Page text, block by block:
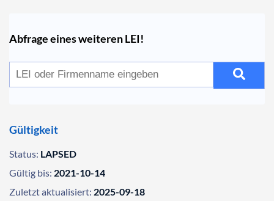
Abfrage eines weiteren LEI!
Gültigkeit
Status: LAPSED
Gültig bis: 2021-10-14
Zuletzt aktualisiert: 2025-09-18